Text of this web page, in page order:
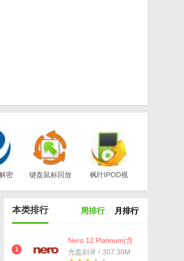
密
键盘鼠标回放
枫叶IPOD视
本类排行 周排行 月排行
1
Nero 12 Platinum(含
永久序列号)
v12.0.03400 最新版
光盘刻录 / 307.30M